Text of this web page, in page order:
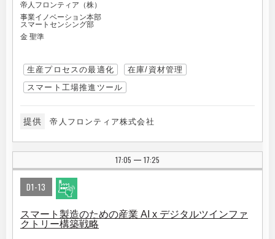
帝人フロンティア（株）
事業イノベーション本部
スマートセンシング部
金 聖準
生産プロセスの最適化
在庫/資材管理
スマート工場推進ツール
提供 帝人フロンティア株式会社
17:05 | 17:25
D1-13
スマート製造のための産業 AI x デジタルツインファ
クトリー構築戦略